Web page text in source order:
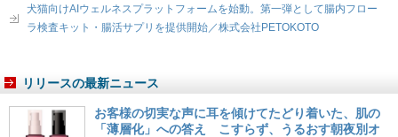
犬猫向けAIウェルネスプラットフォームを始動。第一弾として腸内フロー
ラ検査キット・腸活サプリを提供開始／株式会社PETOKOTO
リリースの最新ニュース
お客様の切実な声に耳を傾けてたどり着いた、肌の
「薄層化」への答え こすらず、うるおす朝夜別オ